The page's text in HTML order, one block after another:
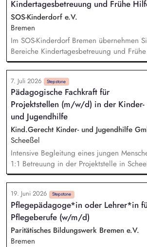
Therapien zu akzeptieren und in ihren
Du agierst als verlässlicher Partner mit
Beratung und Verhaltenstraining und
Krisensituationen. Du berätst deine
der Beantragung von Sozialleistungen oder
Nachteilsausgleichen.
Kindertagesbetreuung und Frühe
SOS-Kinderdorf e.V.
Bremen
Im SOS-Kinderdorf Bremen übernehmen
Bereiche Kindertagesbetreuung und
des Fachbereichs Sozialräumliche
mit Wirkung: zielorientierte, motivierende
kontinuierliche fachliche Weiterentwicklung
Mitarbeitenden, enge Zusammenarbeit mit
Fachdienst und der
Sicherstellung der Schutzkonzepte,
Weiterentwicklung der pädagogischen
Einrichtungen, Aktive Netzwerkarbeit:
öffentlichen Stellen, Fachgremien und
7. Juli 2026 Stepstone
Pädagogische Fachkraft für
Projektstellen (m/w/d) in der Kinder-
und Jugendhilfe
Kind.Gerecht Kinder- und Jugendhilfe
Scheeßel
Intensive Begleitung eines jungen
1:1 Betreuung in der Projektstelle in
und Umsetzung eines abgestimmten
sinnvoller, erlebnisorientierter
mit den Bedarfen und Interessen des
Krisenintervention und lösungsorientiertes
schwierigen Situationen. Dokumentation
und Mitwirkung an Hilfeplanprozessen.
19. Juni 2026 Stepstone
Pflegepädagoge*in oder Lehrer*in
Pflegeberufe (w/m/d)
Paritätisches Bildungswerk Bremen e.V.
Bremen